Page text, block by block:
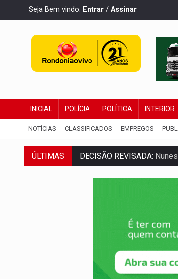
Seja Bem vindo. Entrar / Assinar
INICIAL POLÍCIA POLÍTICA INTERIOR
NOTÍCIAS CLASSIFICADOS EMPREGOS
ÚLTIMAS CONEXÃO
ELEIÇÕES 2026:Patrimônio
BAIRRO TEIXEIRÃO: MPF
SUCESSO NA ABERTURA:
REESTRUTURAÇÃO:
SAÚDE INDÍGENA:Pirahã